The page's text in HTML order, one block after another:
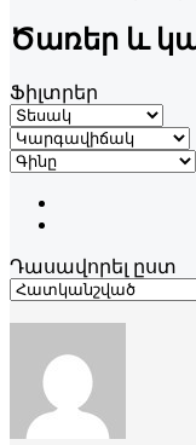
Ծառեր և
Ֆիլտրեր
Դասավորել ըստ